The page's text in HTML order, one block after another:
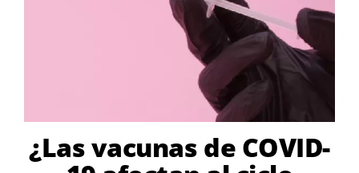
¿Las vacunas de COVID-